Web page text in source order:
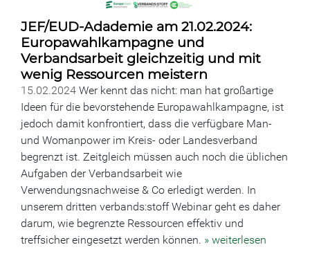
JEF/EUD-Adademie am 21.02.2024:
Europawahlkampagne und
Verbandsarbeit gleichzeitig und mit
wenig Ressourcen meistern
15.02.2024 Wer kennt das nicht: man hat großartige
Ideen für die bevorstehende Europawahlkampagne, ist
jedoch damit konfrontiert, dass die verfügbare Man-
und Womanpower im Kreis- oder Landesverband
begrenzt ist. Zeitgleich müssen auch noch die üblichen
Aufgaben der Verbandsarbeit wie
Verwendungsnachweise & Co erledigt werden. In
unserem dritten verbands:stoff Webinar geht es daher
darum, wie begrenzte Ressourcen effektiv und
treffsicher eingesetzt werden können. » weiterlesen